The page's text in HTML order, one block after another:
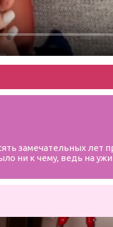
замечательных лет
ни к чему, ведь на